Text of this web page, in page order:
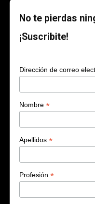
No te pierdas
¡Suscribite!
Dirección de correo
Nombre *
Apellidos *
Profesión *